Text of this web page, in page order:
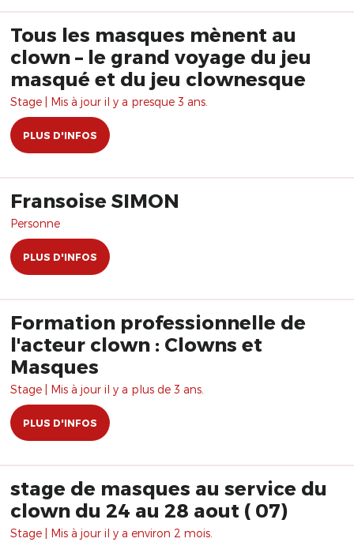
Tous les masques mènent au
clown – le grand voyage du jeu
masqué et du jeu clownesque
Stage | Mis à jour il y a presque 3 ans.
PLUS D'INFOS
Fransoise SIMON
Personne
PLUS D'INFOS
Formation professionnelle de
l'acteur clown : Clowns et
Masques
Stage | Mis à jour il y a plus de 3 ans.
PLUS D'INFOS
stage de masques au service du
clown du 24 au 28 aout ( 07)
Stage | Mis à jour il y a environ 2 mois.